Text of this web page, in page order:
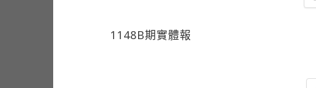
1148B期實體報